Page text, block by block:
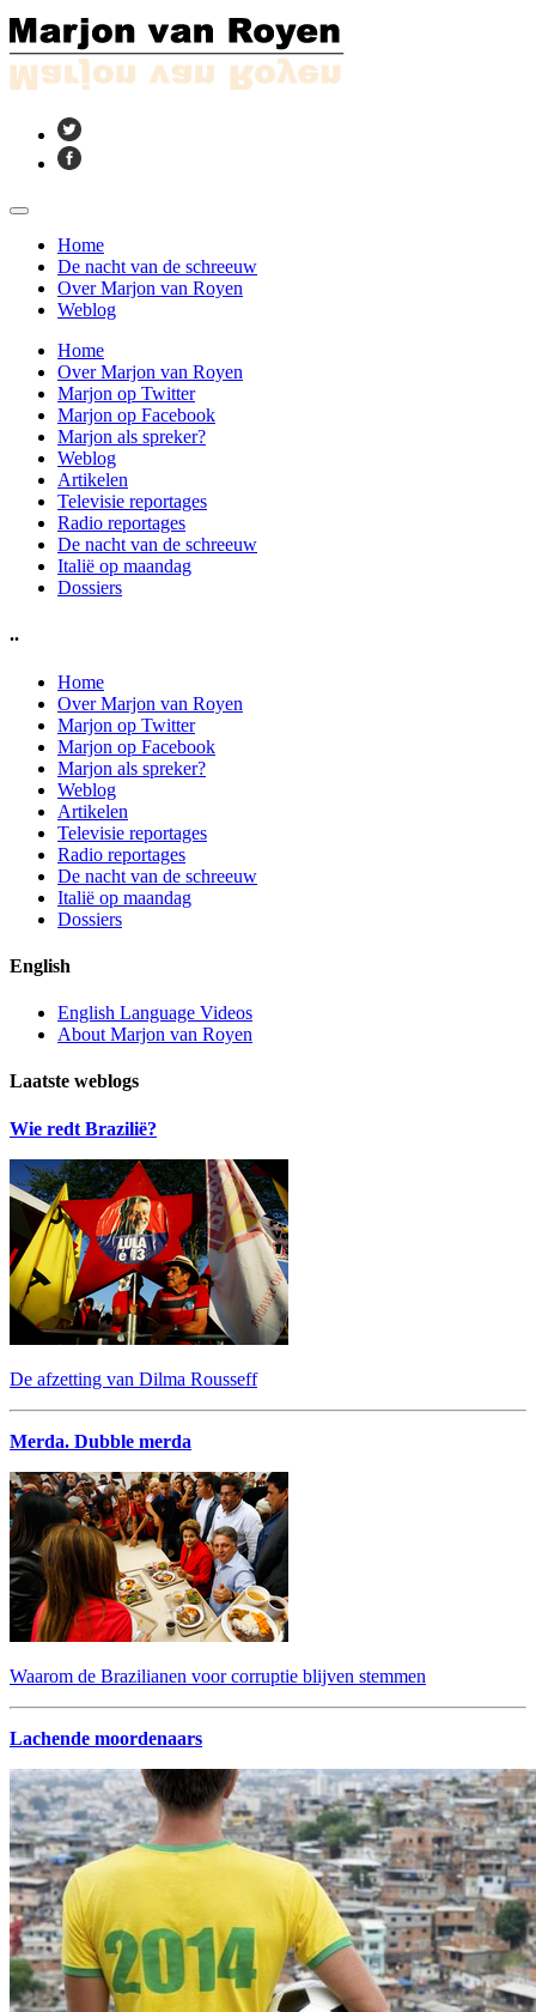
Home
De nacht van de schreeuw
Over Marjon van Royen
Weblog
Home
Over Marjon van Royen
Marjon op Twitter
Marjon op Facebook
Marjon als spreker?
Weblog
Artikelen
Televisie reportages
Radio reportages
De nacht van de schreeuw
Italië op maandag
Dossiers
..
Home
Over Marjon van Royen
Marjon op Twitter
Marjon op Facebook
Marjon als spreker?
Weblog
Artikelen
Televisie reportages
Radio reportages
De nacht van de schreeuw
Italië op maandag
Dossiers
English
English Language Videos
About Marjon van Royen
Laatste weblogs
Wie redt Brazilië?
De afzetting van Dilma Rousseff
Merda. Dubble merda
Waarom de Brazilianen voor corruptie blijven stemmen
Lachende moordenaars